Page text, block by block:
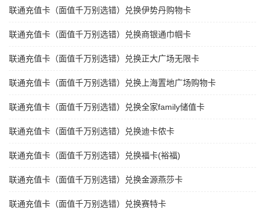
联通充值卡（面值千万别选错）兑换伊势丹购物卡
联通充值卡（面值千万别选错）兑换商银通巾帼卡
联通充值卡（面值千万别选错）兑换正大广场无限卡
联通充值卡（面值千万别选错）兑换上海置地广场购物卡
联通充值卡（面值千万别选错）兑换全家family储值卡
联通充值卡（面值千万别选错）兑换迪卡侬卡
联通充值卡（面值千万别选错）兑换福卡(裕福)
联通充值卡（面值千万别选错）兑换金源燕莎卡
联通充值卡（面值千万别选错）兑换赛特卡